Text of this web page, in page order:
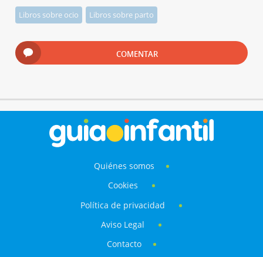
Libros sobre ocio Libros sobre parto
COMENTAR
Quiénes somos
Cookies
Política de privacidad
Aviso Legal
Contacto